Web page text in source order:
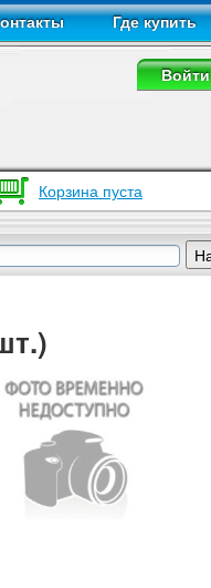
Где купить
Войти
Корзина пуста